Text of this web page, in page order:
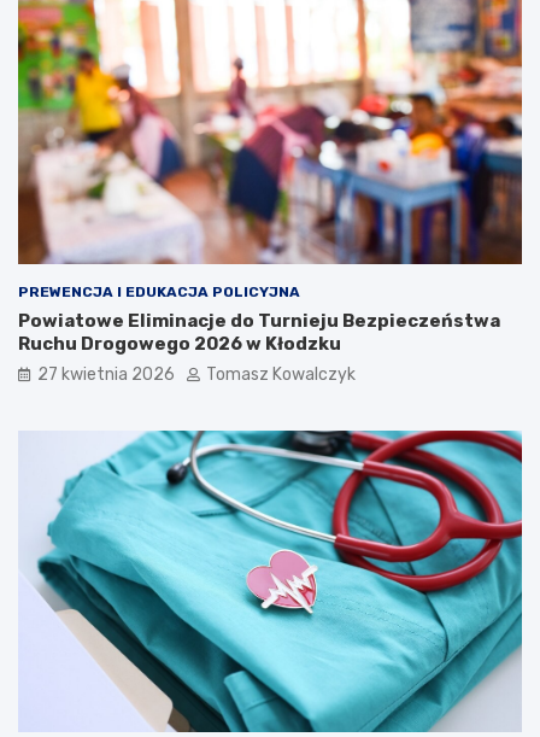
PREWENCJA I EDUKACJA POLICYJNA
Powiatowe Eliminacje do Turnieju Bezpieczeństwa
Ruchu Drogowego 2026 w Kłodzku
27 kwietnia 2026 Tomasz Kowalczyk